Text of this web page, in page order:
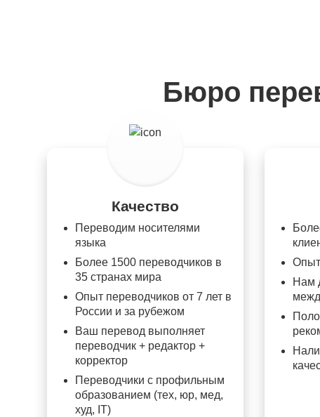
Бюро
Качество
Переводим носителями
языка
Более 1500 переводчиков в
35 странах мира
Опыт переводчиков от 7 лет в
России и за рубежом
Ваш перевод выполняет
переводчик + редактор +
корректор
Переводчики с профильным
образованием (тех, юр, мед,
худ, IT)
Опыт
Нам